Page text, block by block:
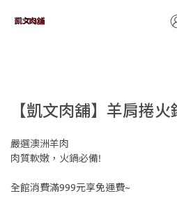
【凱文肉舖】羊肩捲
嚴選澳洲羊肉
肉質軟嫩，火鍋必備!
全館消費滿999元享免運費~